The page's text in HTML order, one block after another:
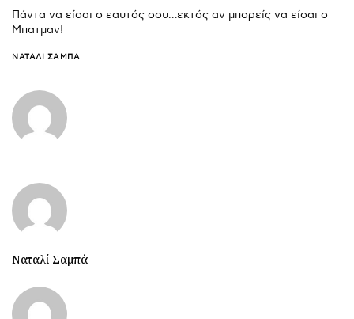
Πάντα να είσαι ο εαυτός σου…εκτός αν μπορείς να είσαι ο
Μπατμαν!
ΝΑΤΑΛΊ ΣΑΜΠΆ
Ναταλί Σαμπά